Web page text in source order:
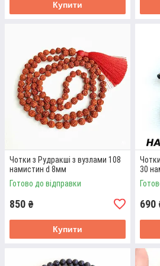
БУДДІЙСЬКІ ЧОТКИ
Намистини з вулканічної лави,
Високоміцний шнур без
Детальніше
Купити
Чотки з Рудракші з вузлами 108
намистин d 8мм
Готово до відправки
850 ₴
Купити
30
690